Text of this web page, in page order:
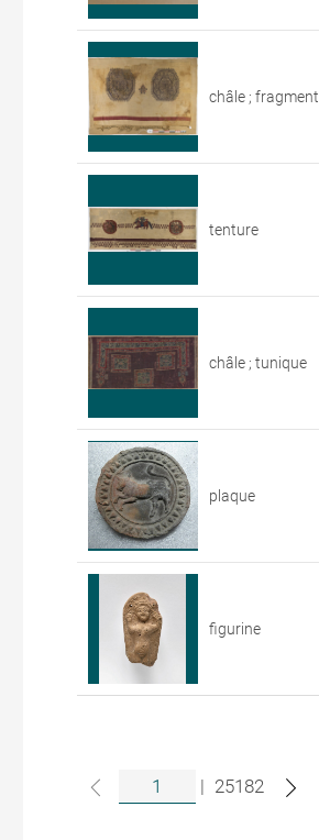
châle ; fragment
tenture
châle ; tunique
plaque
figurine
| 25182